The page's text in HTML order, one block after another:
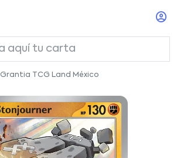
Grantia TCG Land México